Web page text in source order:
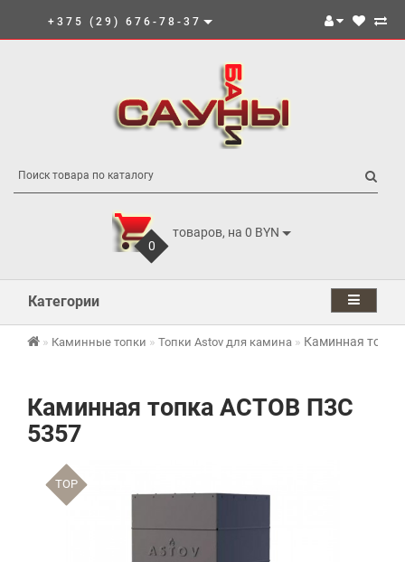
+375 (29) 676-78-37
0
товаров, на 0 BYN
Категории
Каминные топки Топки Astov для камина Каминная
Каминная топка АСТОВ П3С
5357
TOP